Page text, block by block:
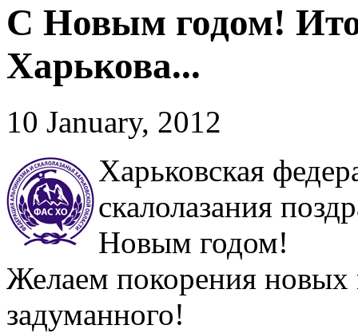
С Новым годом!
Харькова...
10 January, 2012
Харьковская
скалолазания
Новым годом!
Желаем покорения новых
задуманного!